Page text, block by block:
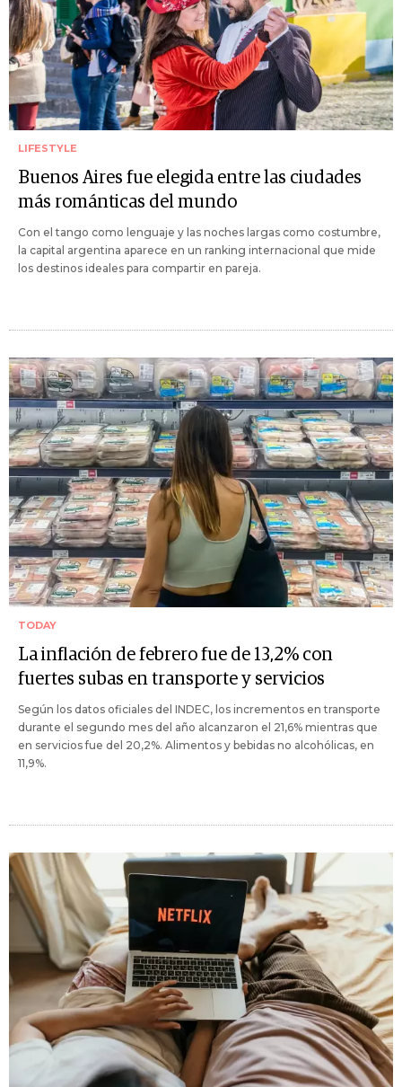
LIFESTYLE
Buenos Aires fue elegida entre las ciudades
más románticas del mundo
Con el tango como lenguaje y las noches largas como costumbre,
la capital argentina aparece en un ranking internacional que mide
los destinos ideales para compartir en pareja.
TODAY
La inflación de febrero fue de 13,2% con
fuertes subas en transporte y servicios
Según los datos oficiales del INDEC, los incrementos en transporte
durante el segundo mes del año alcanzaron el 21,6% mientras que
en servicios fue del 20,2%. Alimentos y bebidas no alcohólicas, en
11,9%.